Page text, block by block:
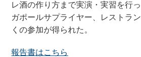
レ酒の作り方まで実演・実習を行
ガポールサプライヤー、レストラ
くの参加が得られた。
報告書はこちら